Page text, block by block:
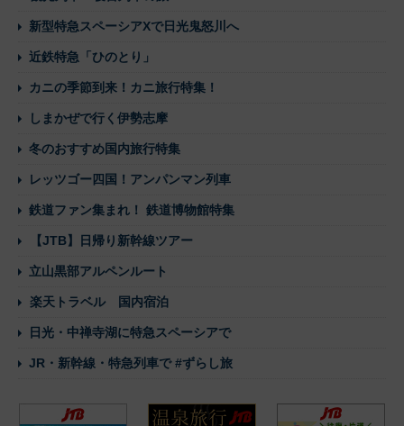
新型特急スペーシアXで日光鬼怒川へ
近鉄特急「ひのとり」
カニの季節到来！カニ旅行特集！
しまかぜで行く伊勢志摩
冬のおすすめ国内旅行特集
レッツゴー四国！アンパンマン列車
鉄道ファン集まれ！ 鉄道博物館特集
【JTB】日帰り新幹線ツアー
立山黒部アルペンルート
楽天トラベル 国内宿泊
日光・中禅寺湖に特急スペーシアで
JR・新幹線・特急列車で #ずらし旅